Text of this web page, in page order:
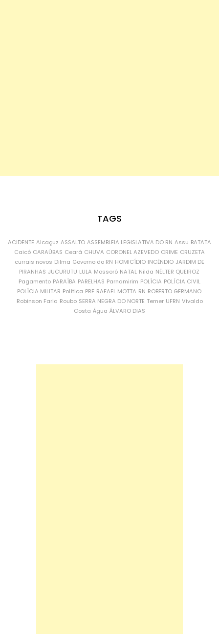
TAGS
ACIDENTE Alcaçuz ASSALTO ASSEMBLEIA LEGISLATIVA DO RN Assu BATATA
Caicó CARAÚBAS Ceará CHUVA CORONEL AZEVEDO CRIME CRUZETA
currais novos Dilma Governo do RN HOMICÍDIO INCÊNDIO JARDIM DE
PIRANHAS JUCURUTU LULA Mossoró NATAL Nilda NÉLTER QUEIROZ
Pagamento PARAÍBA PARELHAS Parnamirim POLÍCIA POLÍCIA CIVIL
POLÍCIA MILITAR Política PRF RAFAEL MOTTA RN ROBERTO GERMANO
Robinson Faria Roubo SERRA NEGRA DO NORTE Temer UFRN Vivaldo
Costa Água ÁLVARO DIAS